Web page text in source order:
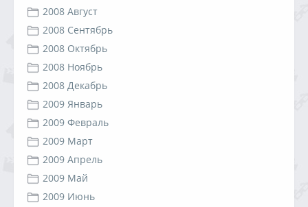
2008 Август
2008 Сентябрь
2008 Октябрь
2008 Ноябрь
2008 Декабрь
2009 Январь
2009 Февраль
2009 Март
2009 Апрель
2009 Май
2009 Июнь